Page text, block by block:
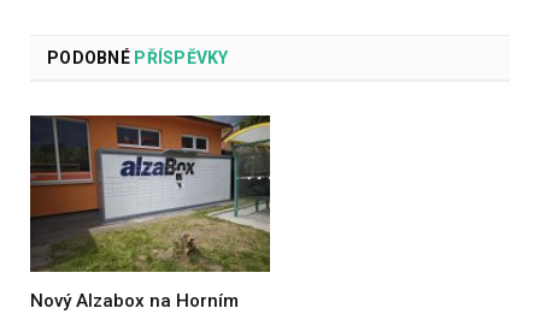
PODOBNÉPŘÍSPĚVKY
Nový Alzabox na Horním